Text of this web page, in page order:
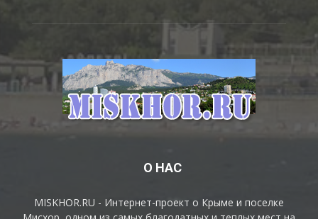
О НАС
MISKHOR.RU - Интернет-проект о Крыме и поселке